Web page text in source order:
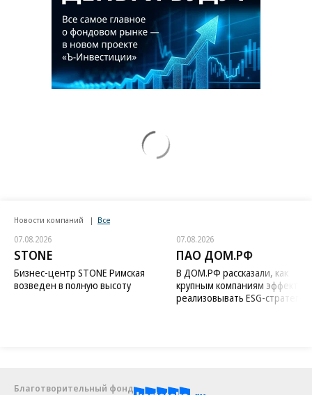
Новости компаний Все
07.08.2026
STONE
Бизнес-центр STONE Римская
возведен в полную высоту
07.08.2026
ПАО ДОМ.РФ
В ДОМ.РФ рассказали, как
крупным компаниям
реализовывать ESG-стратегию
Благотворительный фонд